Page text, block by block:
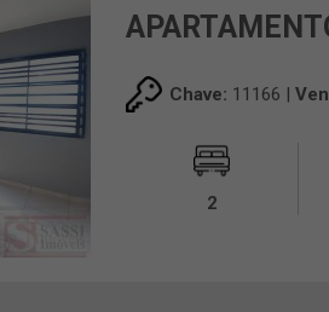
Chave: 11166 |
2